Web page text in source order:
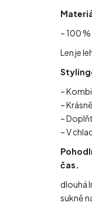
– 100 %
Len je
–
–
–
– V
čas.
dlouhá
sukně